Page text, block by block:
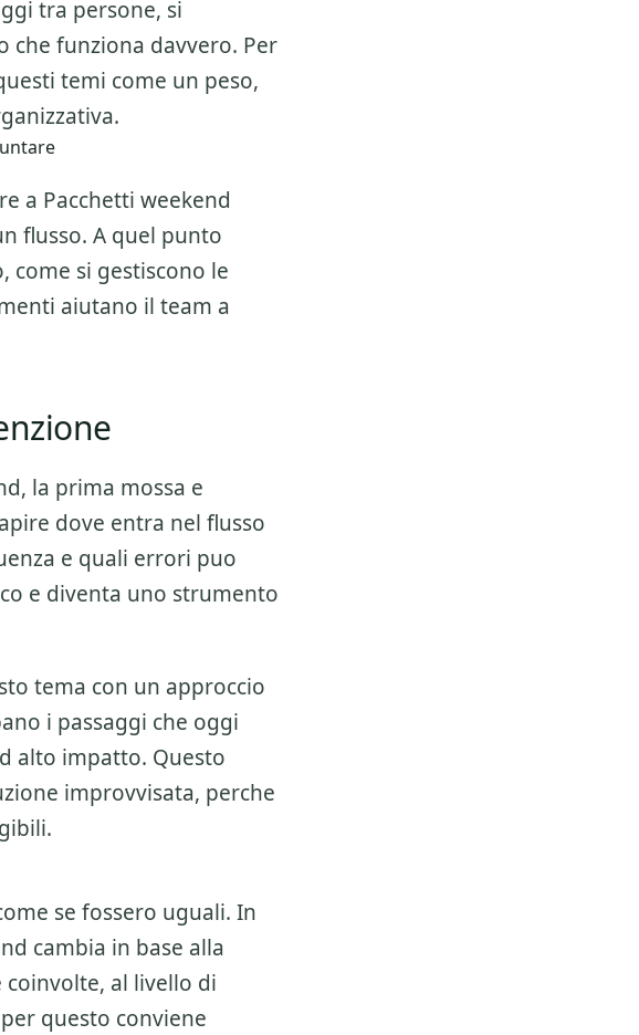
tra persone, si
che funziona davvero. Per
temi come un peso,
a Pacchetti weekend
flusso. A quel punto
come si gestiscono le
aiutano il team a
, la prima mossa e
dove entra nel flusso
e quali errori puo
e diventa uno strumento
tema con un approccio
i passaggi che oggi
alto impatto. Questo
improvvisata, perche
se fossero uguali. In
cambia in base alla
al livello di
questo conviene